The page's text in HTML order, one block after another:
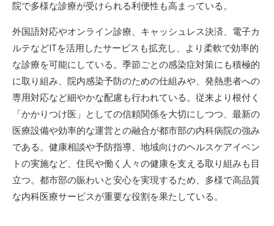
院で多様な診療が受けられる利便性も高まっている。
外国語対応やオンライン診療、キャッシュレス決済、電子カ
ルテなどITを活用したサービスも拡充し、より柔軟で効率的
な診療を可能にしている。季節ごとの感染症対策にも積極的
に取り組み、院内感染予防のための仕組みや、発熱患者への
専用対応など細やかな配慮も行われている。従来より根付く
「かかりつけ医」としての信頼関係を大切にしつつ、最新の
医療設備や効率的な運営との融合が都市部の内科病院の強み
である。健康相談や予防指導、地域向けのヘルスケアイベン
トの実施など、住民や働く人々の健康を支える取り組みも目
立つ。都市部の賑わいと安心を実現するため、多様で高品質
な内科医療サービスが重要な役割を果たしている。